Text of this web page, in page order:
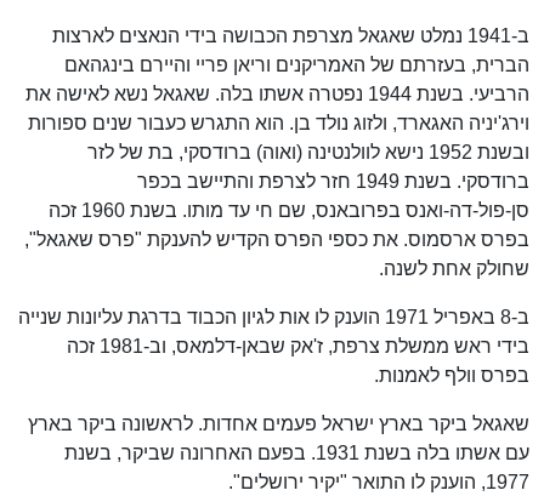
ב-1941 נמלט שאגאל מצרפת הכבושה בידי הנאצים לארצות
הברית, בעזרתם של האמריקנים וריאן פריי והיירם בינגהאם
הרביעי. בשנת 1944 נפטרה אשתו בלה. שאגאל נשא לאישה את
וירג'יניה האגארד, ולזוג נולד בן. הוא התגרש כעבור שנים ספורות
ובשנת 1952 נישא לוולנטינה (ואוה) ברודסקי, בת של לזר
ברודסקי. בשנת 1949 חזר לצרפת והתיישב בכפר
סן-פול-דה-ואנס בפרובאנס, שם חי עד מותו. בשנת 1960 זכה
בפרס ארסמוס. את כספי הפרס הקדיש להענקת "פרס שאגאל",
שחולק אחת לשנה.
ב-8 באפריל 1971 הוענק לו אות לגיון הכבוד בדרגת עליונות שנייה
בידי ראש ממשלת צרפת, ז'אק שבאן-דלמאס, וב-1981 זכה
בפרס וולף לאמנות.
שאגאל ביקר בארץ ישראל פעמים אחדות. לראשונה ביקר בארץ
עם אשתו בלה בשנת 1931. בפעם האחרונה שביקר, בשנת
1977, הוענק לו התואר "יקיר ירושלים".